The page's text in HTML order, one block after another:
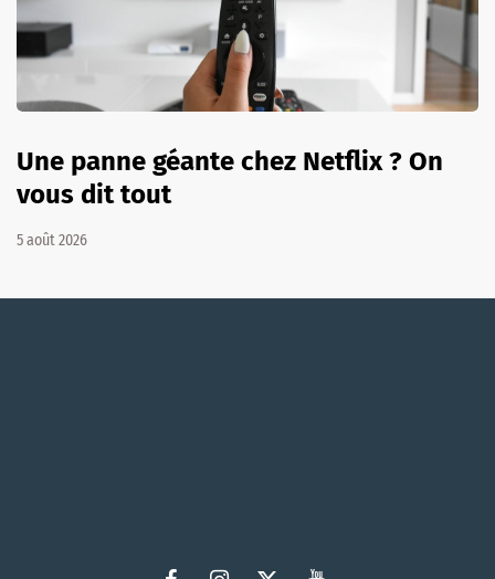
Une panne géante chez Netflix ? On
vous dit tout
5 août 2026